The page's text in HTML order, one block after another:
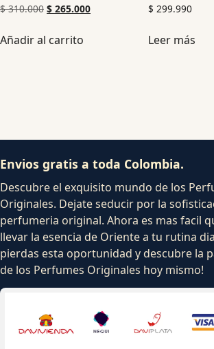
$310.000 $ 265.000
Añadir al carrito
$ 299.990
Leer más
Envios gratis a toda Colombia.
Descubre el exquisito mundo de los
Originales. Dejate seducir por la
perfumeria original. Ahora es mas facil
llevar la esencia de Oriente a tu rutina
pierdas esta oportunidad y descubre la
de los Perfumes Originales hoy mismo!